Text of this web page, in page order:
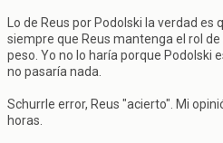
Lo de Reus por Podolski la verdad
siempre que Reus mantenga el rol
peso. Yo no lo haría porque Podolski
no pasaría nada.
Schurrle error, Reus "acierto". Mi
horas.